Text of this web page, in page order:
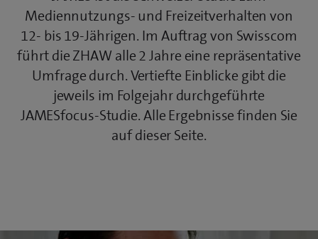
Mediennutzungs- und Freizeitverhalten von
12- bis 19-Jährigen. Im Auftrag von Swisscom
führt die ZHAW alle 2 Jahre eine repräsentative
Umfrage durch. Vertiefte Einblicke gibt die
jeweils im Folgejahr durchgeführte
JAMESfocus-Studie. Alle Ergebnisse finden Sie
auf dieser Seite.